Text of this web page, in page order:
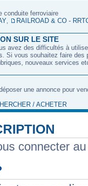
conduite ferroviaire
,
RAILROAD & CO -
SUR LE SITE
avez des difficultés à
Si vous souhaitez faire des
nouveaux services
une annonce pour
/ ACHETER
connecter